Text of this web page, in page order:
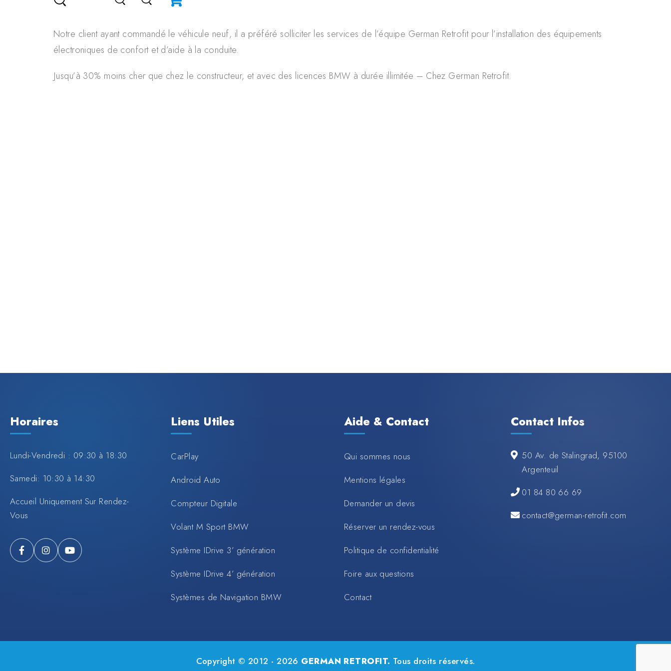
constructeur.
Notre client ayant commandé le véhicule neuf, il a préféré solliciter les services de l’équipe German Retrofit pour l’installation des équipements
électroniques de confort et d’aide à la conduite.
Jusqu’à 30% moins cher que chez le constructeur, et avec des licences BMW à durée illimitée – Chez German Retrofit.
Horaires
Lundi-Vendredi : 09:30 à 18:30
Samedi: 10:30 à 14:30
Accueil Uniquement Sur Rendez-
Vous
Liens Utiles
CarPlay
Android Auto
Compteur Digitale
Volant M Sport BMW
Système IDrive 3’ génération
Système IDrive 4’ génération
Systèmes de Navigation BMW
Aide & Contact
Qui sommes nous
Mentions légales
Demander un devis
Réserver un rendez-vous
Politique de confidentialité
Foire aux questions
Contact
Contact Infos
50 Av. de Stalingrad, 95100
Argenteuil
01 84 80 66 69
contact@german-retrofit.com
Copyright © 2012 - 2026 GERMAN RETROFIT. Tous droits réservés.